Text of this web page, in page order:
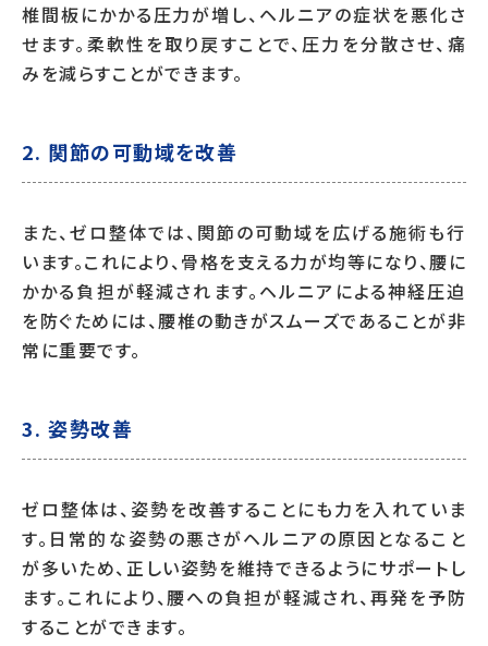
椎間板にかかる圧力が増し、ヘルニアの症状を悪化さ
せます。柔軟性を取り戻すことで、圧力を分散させ、痛
みを減らすことができます。
2. 関節の可動域を改善
また、ゼロ整体では、関節の可動域を広げる施術も行
います。これにより、骨格を支える力が均等になり、腰に
かかる負担が軽減されます。ヘルニアによる神経圧迫
を防ぐためには、腰椎の動きがスムーズであることが非
常に重要です。
3. 姿勢改善
ゼロ整体は、姿勢を改善することにも力を入れていま
す。日常的な姿勢の悪さがヘルニアの原因となること
が多いため、正しい姿勢を維持できるようにサポートし
ます。これにより、腰への負担が軽減され、再発を予防
することができます。